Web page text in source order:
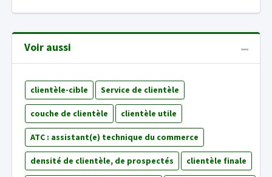
Voir aussi
clientèle-cible Service de clientèle
couche de clientèle clientèle utile
ATC : assistant(e) technique du commerce
densité de clientèle, de prospectés clientèle finale